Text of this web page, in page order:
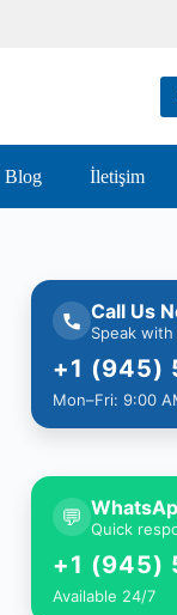
Blog İletişim
Call Us
Speak
+1 (945)
Mon–Fri: 9:00
💬 Quick
+1 (945)
Available 24/7